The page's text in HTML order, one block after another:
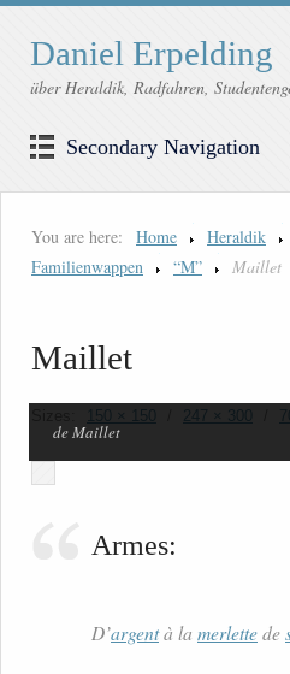
Daniel Erpelding
über Heraldik, Radfahren,
Secondary Navigation
You are here: Home Heraldik
Familienwappen
“M” Maillet
Maillet
150 × 150 247 × 300
de Maillet
Armes:
D’argentà la merlettede